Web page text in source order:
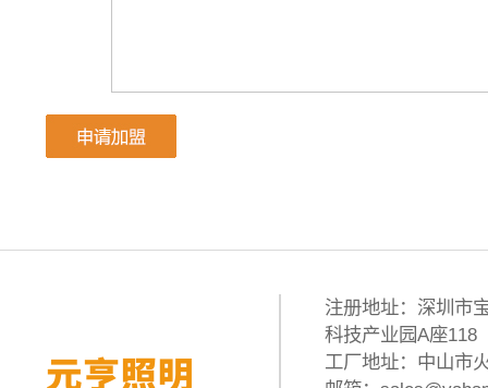
注册地址：深圳市
科技产业园A座118
工厂地址：中山市